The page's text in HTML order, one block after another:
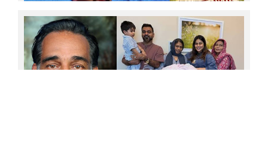
എനിക്ക് ഇഷ്ടമായില്ല, ഞാന്‍ ആ പ്രൊജക്ടില്‍ നിന്ന്
പിന്മാറി'; വെളിപ്പെടുത്തി ജൂഡ് ആന്റണി ജോസഫ്
വിസ ലഭിച്ചില്ല: ഓസ്‌ട്രേലിയയില്‍ മോഹന്‍ലാല്‍ ഷോ
മാറ്റിവെച്ചു; സിംഗപ്പൂരില്‍ നിന്ന് താരം
ന്യൂസിലന്‍ഡിലേക്ക്; ആരാധകരോട് ഖേദം പ്രകടിപ്പിച്ച്